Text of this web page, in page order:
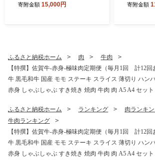
ロイン ロース ステーキ 厚切
寄附金額 15,000円
降り 肩
寄附金額
ふるさと納税ホーム 肉
牛肉
【特撰】佐賀牛-赤身-極味肉定期便（毎月1回 計12回
牛 黒毛和牛 国産 モモ ステーキ スライス 薄切り ハン
赤身 しゃぶしゃぶ すき焼き 焼肉 牛肉 肉 A5 A4 セッ
ふるさと納税ホーム ランキング
肉ランキ
牛肉ランキング
【特撰】佐賀牛-赤身-極味肉定期便（毎月1回 計12回
牛 黒毛和牛 国産 モモ ステーキ スライス 薄切り ハン
赤身 しゃぶしゃぶ すき焼き 焼肉 牛肉 肉 A5 A4 セッ